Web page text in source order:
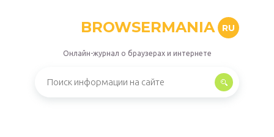
BROWSERMANIA RU
Онлайн-журнал о браузерах и интернете